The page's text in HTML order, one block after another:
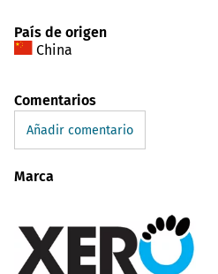
País de origen
China
Comentarios
Añadir comentario
Marca